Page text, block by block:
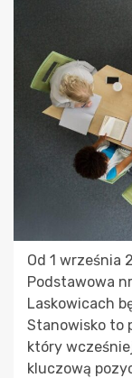
Od 1 września
Podstawowa
Laskowicach
Stanowisko to
który
kluczową